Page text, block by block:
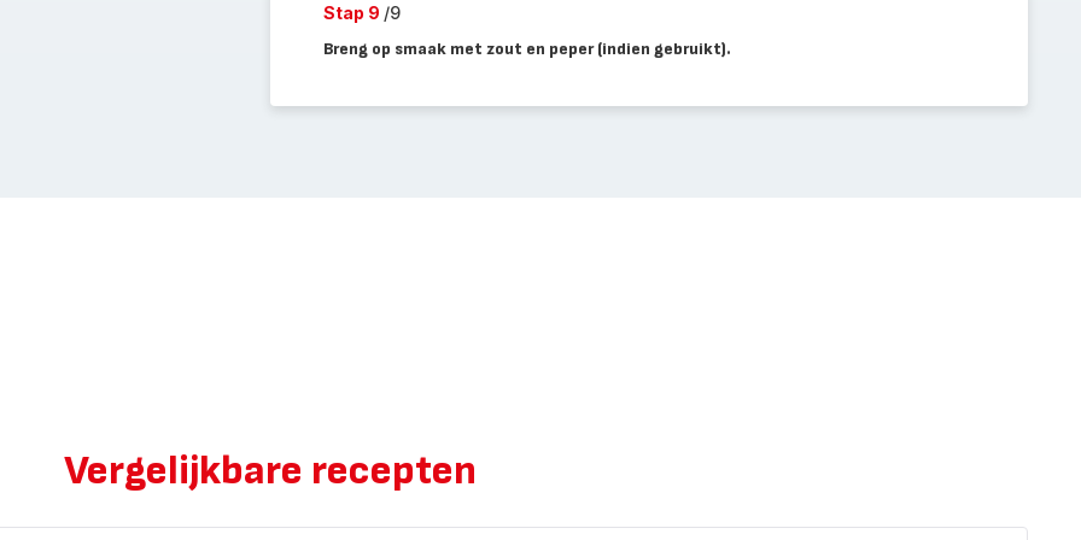
Stap 9 /9
Breng op smaak met zout en peper (indien gebruikt).
Vergelijkbare recepten